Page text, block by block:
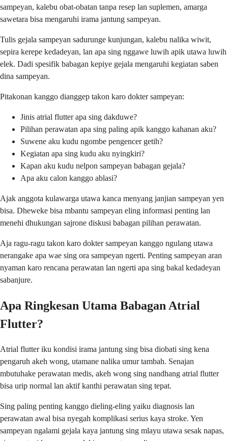
sampeyan, kalebu obat-obatan tanpa resep lan suplemen, amarga
sawetara bisa mengaruhi irama jantung sampeyan.
Tulis gejala sampeyan sadurunge kunjungan, kalebu nalika wiwit,
sepira kerepe kedadeyan, lan apa sing nggawe luwih apik utawa luwih
elek. Dadi spesifik babagan kepiye gejala mengaruhi kegiatan saben
dina sampeyan.
Pitakonan kanggo dianggep takon karo dokter sampeyan:
Jinis atrial flutter apa sing dakduwe?
Pilihan perawatan apa sing paling apik kanggo kahanan aku?
Suwene aku kudu ngombe pengencer getih?
Kegiatan apa sing kudu aku nyingkiri?
Kapan aku kudu nelpon sampeyan babagan gejala?
Apa aku calon kanggo ablasi?
Ajak anggota kulawarga utawa kanca menyang janjian sampeyan yen
bisa. Dheweke bisa mbantu sampeyan eling informasi penting lan
menehi dhukungan sajrone diskusi babagan pilihan perawatan.
Aja ragu-ragu takon karo dokter sampeyan kanggo ngulang utawa
nerangake apa wae sing ora sampeyan ngerti. Penting sampeyan aran
nyaman karo rencana perawatan lan ngerti apa sing bakal kedadeyan
sabanjure.
Apa Ringkesan Utama Babagan Atrial
Flutter?
Atrial flutter iku kondisi irama jantung sing bisa diobati sing kena
pengaruh akeh wong, utamane nalika umur tambah. Senajan
mbutuhake perawatan medis, akeh wong sing nandhang atrial flutter
bisa urip normal lan aktif kanthi perawatan sing tepat.
Sing paling penting kanggo dieling-eling yaiku diagnosis lan
perawatan awal bisa nyegah komplikasi serius kaya stroke. Yen
sampeyan ngalami gejala kaya jantung sing mlayu utawa sesak napas,